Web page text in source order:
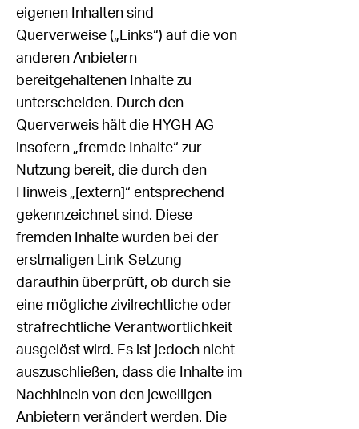
eigenen Inhalten sind
Querverweise („Links“) auf die von
anderen Anbietern
bereitgehaltenen Inhalte zu
unterscheiden. Durch den
Querverweis hält die HYGH AG
insofern „fremde Inhalte“ zur
Nutzung bereit, die durch den
Hinweis „[extern]“ entsprechend
gekennzeichnet sind. Diese
fremden Inhalte wurden bei der
erstmaligen Link-Setzung
daraufhin überprüft, ob durch sie
eine mögliche zivilrechtliche oder
strafrechtliche Verantwortlichkeit
ausgelöst wird. Es ist jedoch nicht
auszuschließen, dass die Inhalte im
Nachhinein von den jeweiligen
Anbietern verändert werden. Die